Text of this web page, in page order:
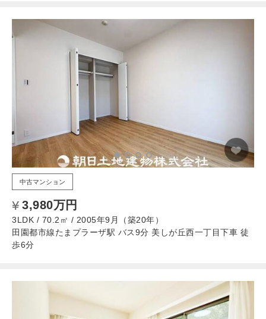
中古マンション
3,980万円
3LDK / 70.2㎡ / 2005年9月（築20年）
田園都市線たまプラーザ駅 バス9分 美しが丘西一丁目下車 徒
歩6分